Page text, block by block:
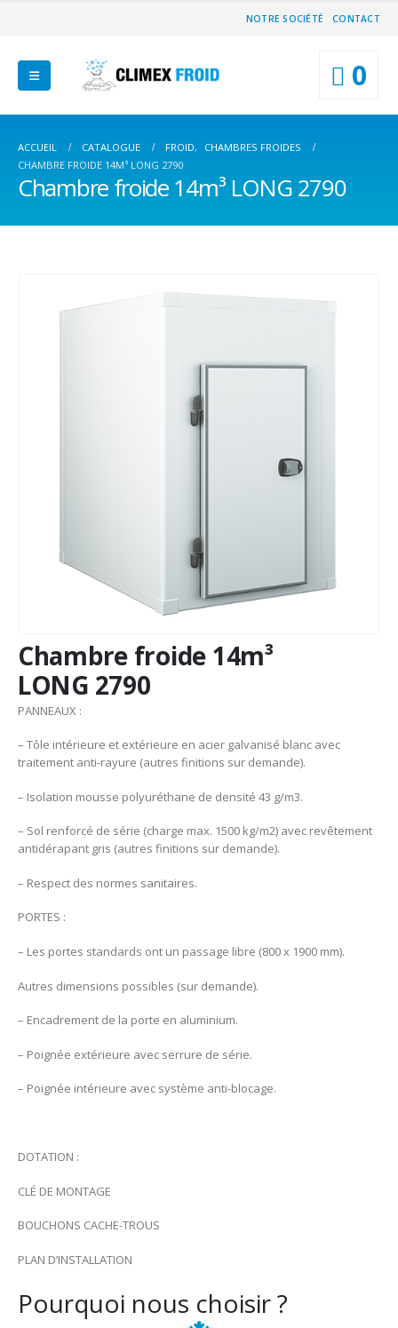
NOTRE SOCIÉTÉ CONTACT
0
ACCUEIL CATALOGUE FROID,
CHAMBRES FROIDES
CHAMBRE FROIDE 14M³ LONG 2790
Chambre froide 14m³ LONG 2790
Chambre froide 14m³
LONG 2790
PANNEAUX :
– Tôle intérieure et extérieure en acier galvanisé blanc avec
traitement anti-rayure (autres finitions sur demande).
– Isolation mousse polyuréthane de densité 43 g/m3.
– Sol renforcé de série (charge max. 1500 kg/m2) avec revêtement
antidérapant gris (autres finitions sur demande).
– Respect des normes sanitaires.
PORTES :
– Les portes standards ont un passage libre (800 x 1900 mm).
Autres dimensions possibles (sur demande).
– Encadrement de la porte en aluminium.
– Poignée extérieure avec serrure de série.
– Poignée intérieure avec système anti-blocage.
DOTATION :
CLÉ DE MONTAGE
BOUCHONS CACHE-TROUS
PLAN D’INSTALLATION
Pourquoi nous choisir ?